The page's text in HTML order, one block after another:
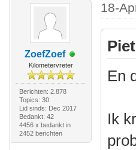
ZoefZoef
Kilometervreter
Berichten: 2.878
Topics: 30
Lid sinds: Dec 2017
Bedankt: 42
4456 x bedankt in
2452 berichten
18-
En
Ik